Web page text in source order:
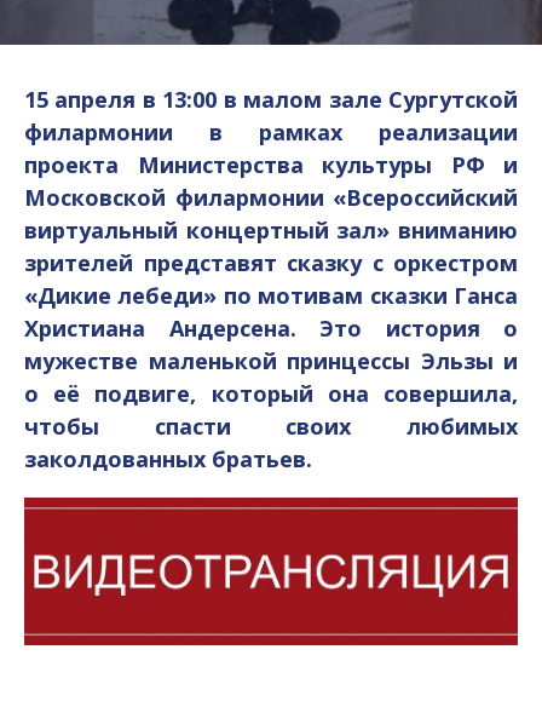
15 апреля в 13:00 в малом зале Сургутской
филармонии в рамках реализации
проекта Министерства культуры РФ и
Московской филармонии «Всероссийский
виртуальный концертный зал» вниманию
зрителей представят сказку с оркестром
«Дикие лебеди» по мотивам сказки Ганса
Христиана Андерсена. Это история о
мужестве маленькой принцессы Эльзы и
о её подвиге, который она совершила,
чтобы спасти своих любимых
заколдованных братьев.